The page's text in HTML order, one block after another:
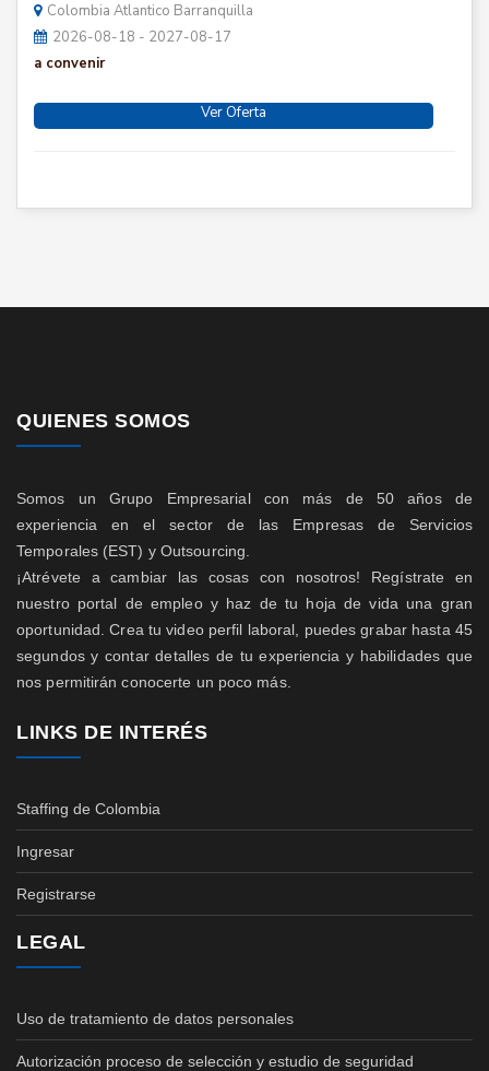
Colombia Atlantico Barranquilla
2026-08-18 - 2027-08-17
a convenir
Ver Oferta
QUIENES SOMOS
Somos un Grupo Empresarial con más de 50 años de
experiencia en el sector de las Empresas de Servicios
Temporales (EST) y Outsourcing.
¡Atrévete a cambiar las cosas con nosotros! Regístrate en
nuestro portal de empleo y haz de tu hoja de vida una gran
oportunidad. Crea tu video perfil laboral, puedes grabar hasta 45
segundos y contar detalles de tu experiencia y habilidades que
nos permitirán conocerte un poco más.
LINKS DE INTERÉS
Staffing de Colombia
Ingresar
Registrarse
LEGAL
Uso de tratamiento de datos personales
Autorización proceso de selección y estudio de seguridad